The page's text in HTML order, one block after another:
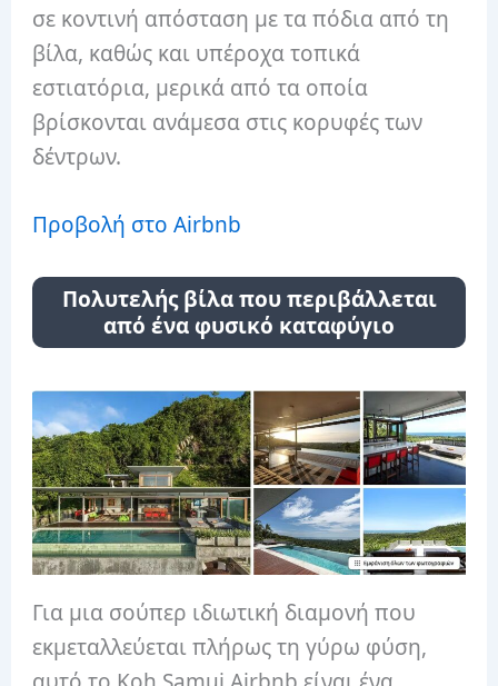
σε κοντινή απόσταση με τα πόδια από τη
βίλα, καθώς και υπέροχα τοπικά
εστιατόρια, μερικά από τα οποία
βρίσκονται ανάμεσα στις κορυφές των
δέντρων.
Προβολή στο Airbnb
Πολυτελής βίλα που περιβάλλεται
από ένα φυσικό καταφύγιο
Για μια σούπερ ιδιωτική διαμονή που
εκμεταλλεύεται πλήρως τη γύρω φύση,